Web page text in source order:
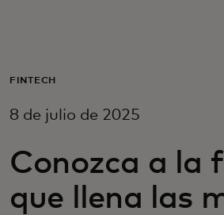
Para empresas
Para innovadores
FINTECH
8 de julio de 2025
Conozca a la
que llena las